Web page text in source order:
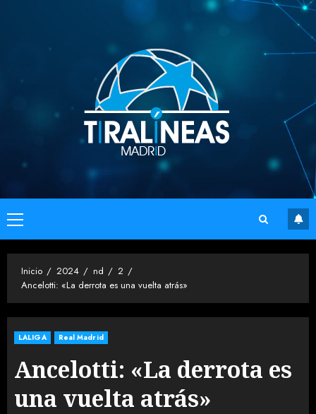
Menú
principal
Inicio 2024 nd
2
Ancelotti: «La derrota es una vuelta atrás»
LALIGA Real Madrid
Ancelotti: «La derrota es
una vuelta atrás»